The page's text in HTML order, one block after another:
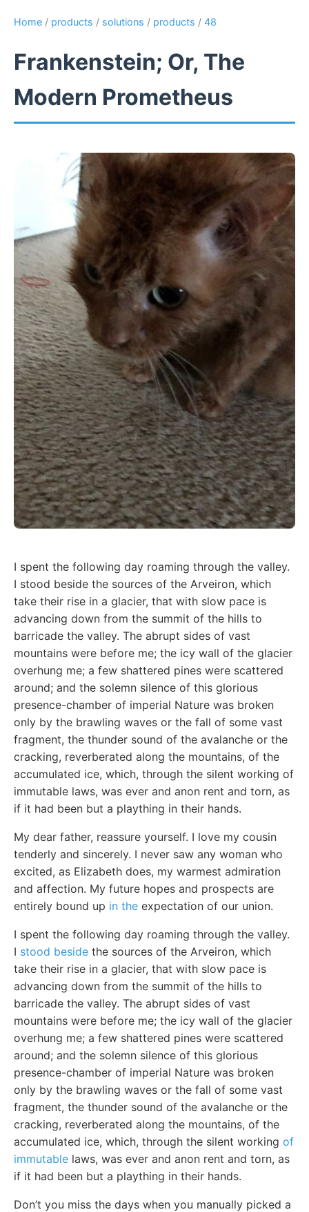
Home / products / solutions / products / 48
Frankenstein; Or, The
Modern Prometheus
I spent the following day roaming through the valley.
I stood beside the sources of the Arveiron, which
take their rise in a glacier, that with slow pace is
advancing down from the summit of the hills to
barricade the valley. The abrupt sides of vast
mountains were before me; the icy wall of the glacier
overhung me; a few shattered pines were scattered
around; and the solemn silence of this glorious
presence-chamber of imperial Nature was broken
only by the brawling waves or the fall of some vast
fragment, the thunder sound of the avalanche or the
cracking, reverberated along the mountains, of the
accumulated ice, which, through the silent working of
immutable laws, was ever and anon rent and torn, as
if it had been but a plaything in their hands.
My dear father, reassure yourself. I love my cousin
tenderly and sincerely. I never saw any woman who
excited, as Elizabeth does, my warmest admiration
and affection. My future hopes and prospects are
entirely bound up in the expectation of our union.
I spent the following day roaming through the valley.
I stood beside the sources of the Arveiron, which
take their rise in a glacier, that with slow pace is
advancing down from the summit of the hills to
barricade the valley. The abrupt sides of vast
mountains were before me; the icy wall of the glacier
overhung me; a few shattered pines were scattered
around; and the solemn silence of this glorious
presence-chamber of imperial Nature was broken
only by the brawling waves or the fall of some vast
fragment, the thunder sound of the avalanche or the
cracking, reverberated along the mountains, of the
accumulated ice, which, through the silent working of
immutable laws, was ever and anon rent and torn, as
if it had been but a plaything in their hands.
Don’t you miss the days when you manually picked a